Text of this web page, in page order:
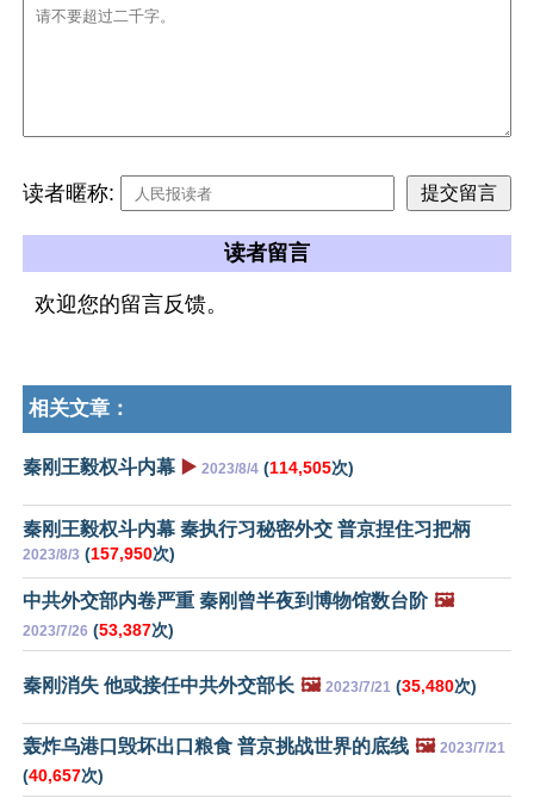
读者暱称:
读者留言
欢迎您的留言反馈。
相关文章：
秦刚王毅权斗内幕 ▶️ 2023/8/4 (114,505次)
秦刚王毅权斗内幕 秦执行习秘密外交 普京捏住习把柄
2023/8/3 (157,950次)
中共外交部内卷严重 秦刚曾半夜到博物馆数台阶 🖼️
2023/7/26 (53,387次)
秦刚消失 他或接任中共外交部长 🖼️ 2023/7/21 (35,480次)
轰炸乌港口毁坏出口粮食 普京挑战世界的底线 🖼️ 2023/7/21
(40,657次)